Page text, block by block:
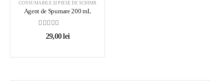
CONSUMABILE ȘI PIESE DE SCHIMB
Agent de Spumare 200 mL
out of 5
29,00lei